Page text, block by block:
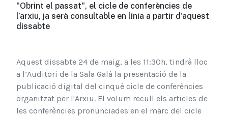
"Obrint el passat", el cicle de conferències de
l’arxiu, ja serà consultable en línia a partir d'aquest
dissabte
Aquest dissabte 24 de maig, a les 11:30h, tindrà lloc
a l’Auditori de la Sala Galà la presentació de la
publicació digital del cinquè cicle de conferències
organitzat per l'Arxiu. El volum recull els articles de
les conferències pronunciades en el marc del cicle